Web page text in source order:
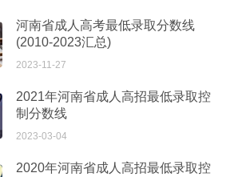
河南省成人高考最低录取分数线
(2010-2023汇总)
2023-11-27
2021年河南省成人高招最低录取控
制分数线
2023-03-04
2020年河南省成人高招最低录取控